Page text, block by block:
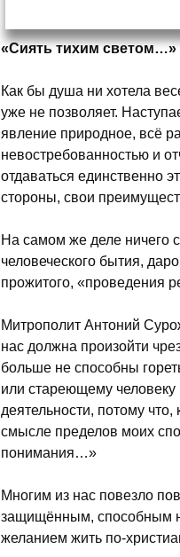
«Сиять тихим светом…»
Как бы душа ни хотела
уже не позволяет.
явление природное, всё
невостребованностью и
отдаваться единственно
стороны, свои
На самом же деле ничего
человеческого бытия,
прожитого, «проведения
Митрополит Антоний
нас должна произойти
больше не способны
или стареющему
деятельности, потому
смысле пределов моих
понимания…»
Многим из нас повезло
защищённым, способным
желанием жить по-